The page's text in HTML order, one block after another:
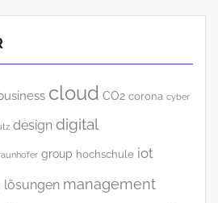
cloud CO2 corona cyber
design digital
group hochschule iot
lösungen management